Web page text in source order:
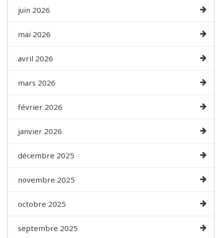
juin 2026
mai 2026
avril 2026
mars 2026
février 2026
janvier 2026
décembre 2025
novembre 2025
octobre 2025
septembre 2025